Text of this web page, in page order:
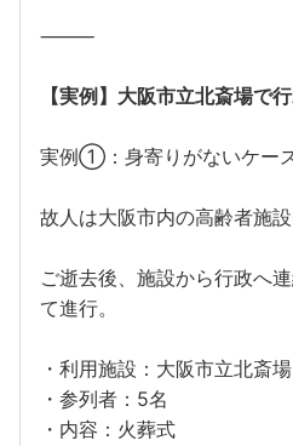
⸻
【実例】大阪市立北斎場で
実例①：身寄りがないケー
故人は大阪市内の高齢者施設
ご逝去後、施設から行政へ
て進行。
・利用施設：大阪市立北斎場
・参列者：5名
・内容：火葬式